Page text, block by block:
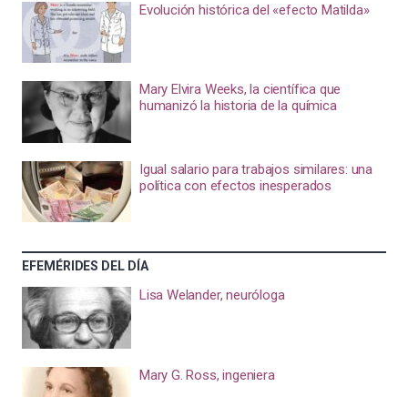
Evolución histórica del «efecto Matilda»
Mary Elvira Weeks, la científica que
humanizó la historia de la química
Igual salario para trabajos similares: una
política con efectos inesperados
EFEMÉRIDES DEL DÍA
Lisa Welander, neuróloga
Mary G. Ross, ingeniera